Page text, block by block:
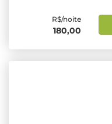
R$/noite
180,00